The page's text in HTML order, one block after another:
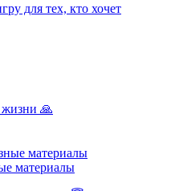
для тех, кто хочет
жизни 🙏
материалы